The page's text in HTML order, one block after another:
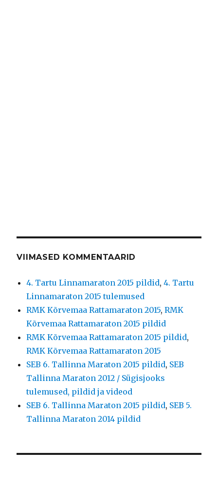
VIIMASED KOMMENTAARID
4. Tartu Linnamaraton 2015 pildid,4. Tartu
Linnamaraton 2015 tulemused
RMK Kõrvemaa Rattamaraton 2015,RMK
Kõrvemaa Rattamaraton 2015 pildid
RMK Kõrvemaa Rattamaraton 2015 pildid,
RMK Kõrvemaa Rattamaraton 2015
SEB 6. Tallinna Maraton 2015 pildid, SEB
Tallinna Maraton 2012 / Sügisjooks
tulemused, pildid ja videod
SEB 6. Tallinna Maraton 2015 pildid, SEB 5.
Tallinna Maraton 2014 pildid